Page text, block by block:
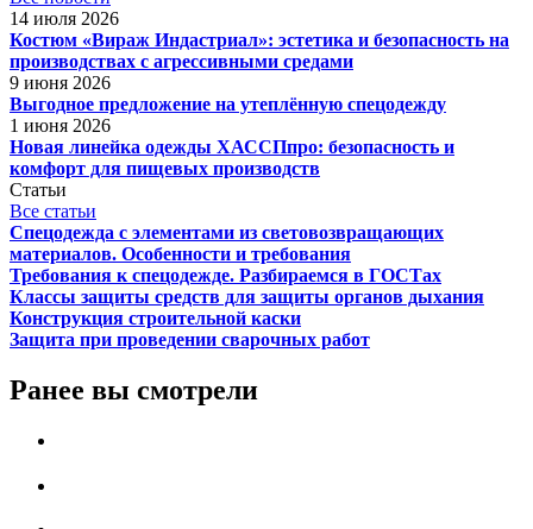
14 июля 2026
Костюм «Вираж Индастриал»: эстетика и безопасность на
производствах с агрессивными средами
9 июня 2026
Выгодное предложение на утеплённую спецодежду
1 июня 2026
Новая линейка одежды ХАССПпро: безопасность и
комфорт для пищевых производств
Статьи
Все статьи
Спецодежда с элементами из световозвращающих
материалов. Особенности и требования
Требования к спецодежде. Разбираемся в ГОСТах
Классы защиты средств для защиты органов дыхания
Конструкция строительной каски
Защита при проведении сварочных работ
Ранее вы смотрели